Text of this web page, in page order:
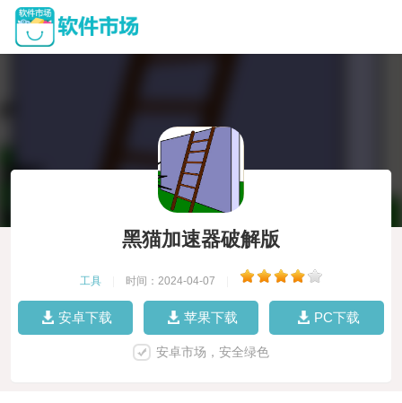
黑猫加速器破解版
工具 时间：2024-04-07
安卓下载 苹果下载 PC下载
安卓市场，安全绿色